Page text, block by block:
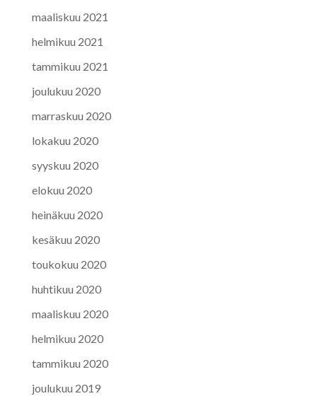
maaliskuu 2021
helmikuu 2021
tammikuu 2021
joulukuu 2020
marraskuu 2020
lokakuu 2020
syyskuu 2020
elokuu 2020
heinäkuu 2020
kesäkuu 2020
toukokuu 2020
huhtikuu 2020
maaliskuu 2020
helmikuu 2020
tammikuu 2020
joulukuu 2019